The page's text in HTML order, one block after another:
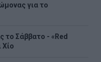
για το
το Σάββατο - «Red
Χίο